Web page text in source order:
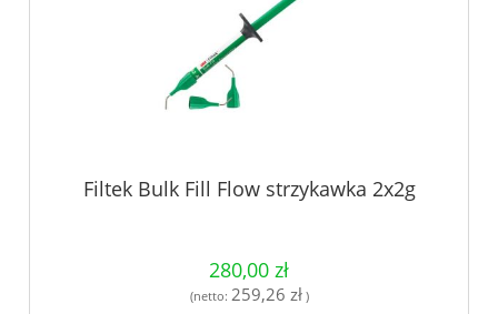
Filtek Bulk Fill Flow strzykawka 2x2g
280,00 zł
(netto: 259,26 zł)